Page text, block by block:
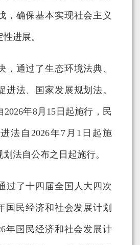
，确保基本实现社会主义
进展。
通过了生态环境法典、
进法、国家发展规划法。
年8月15日起施行，民
法自2026年7月1日起施
法自公布之日起施行。
了十四届全国人大四次
国民经济和社会发展计划
年国民经济和社会发展计